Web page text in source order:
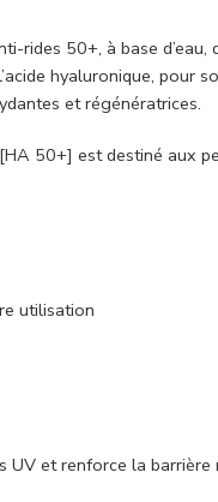
rides 50+, à base
hyaluronique,
et régénératrices.
50+] est destiné aux
utilisation
UV et renforce la